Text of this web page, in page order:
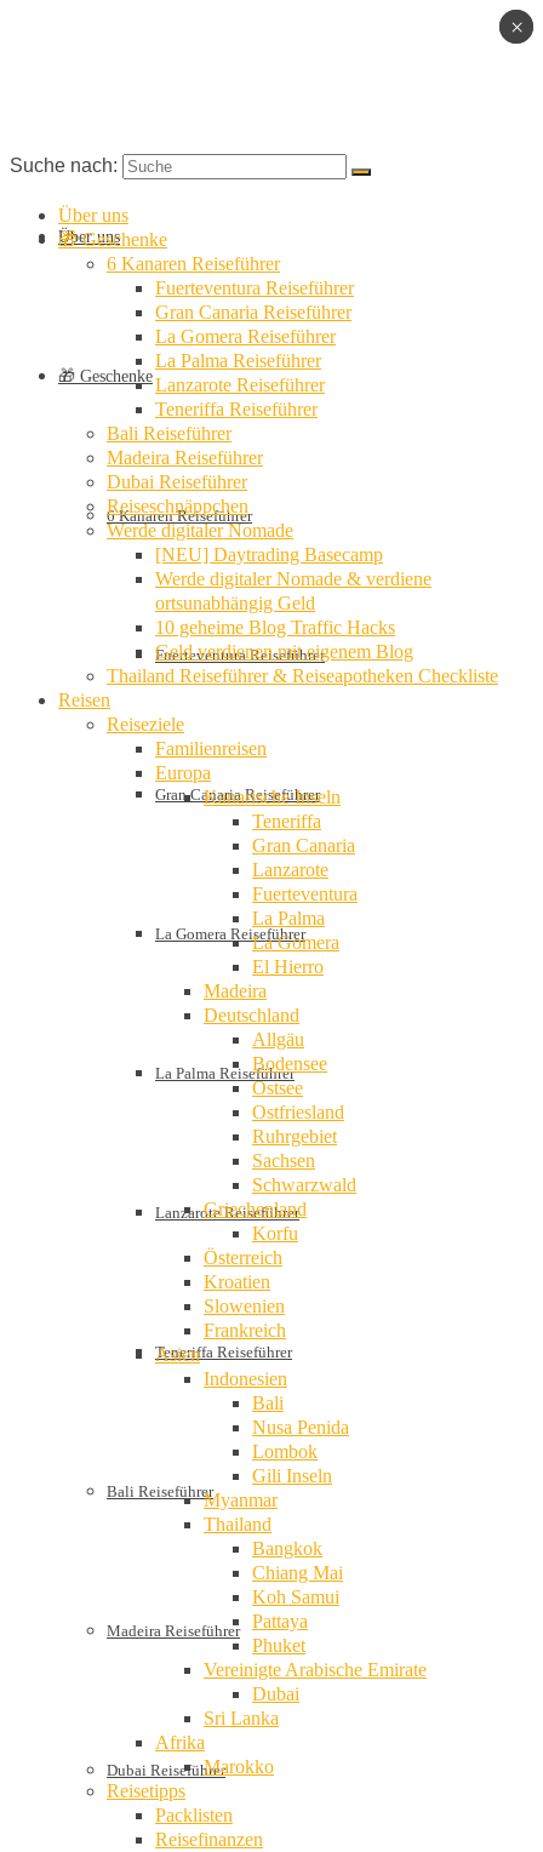
Über uns
🎁 Geschenke
6 Kanaren Reiseführer
Fuerteventura Reiseführer
Gran Canaria Reiseführer
La Gomera Reiseführer
La Palma Reiseführer
Lanzarote Reiseführer
Teneriffa Reiseführer
Bali Reiseführer
Madeira Reiseführer
Dubai Reiseführer
Suche nach:
Über uns
🎁 Geschenke
6 Kanaren Reiseführer
Fuerteventura Reiseführer
Gran Canaria Reiseführer
La Gomera Reiseführer
La Palma Reiseführer
Lanzarote Reiseführer
Teneriffa Reiseführer
Bali Reiseführer
Madeira Reiseführer
Dubai Reiseführer
Reiseschnäppchen
Werde digitaler Nomade
[NEU] Daytrading Basecamp
Werde digitaler Nomade & verdiene
ortsunabhängig Geld
10 geheime Blog Traffic Hacks
Geld verdienen mit eigenem Blog
Thailand Reiseführer & Reiseapotheken Checkliste
Reisen
Reiseziele
Familienreisen
Europa
Kanarische Inseln
Teneriffa
Gran Canaria
Lanzarote
Fuerteventura
La Palma
La Gomera
El Hierro
Madeira
Deutschland
Allgäu
Bodensee
Ostsee
Ostfriesland
Ruhrgebiet
Sachsen
Schwarzwald
Griechenland
Korfu
Österreich
Kroatien
Slowenien
Frankreich
Asien
Indonesien
Bali
Nusa Penida
Lombok
Gili Inseln
Myanmar
Thailand
Bangkok
Chiang Mai
Koh Samui
Pattaya
Phuket
Vereinigte Arabische Emirate
Dubai
Sri Lanka
Afrika
Marokko
Reisetipps
Packlisten
Reisefinanzen
×
×